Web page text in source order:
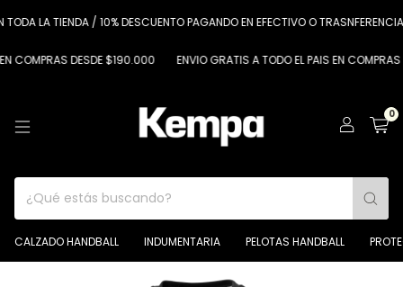
TIENDA / 10% DESCUENTO PAGANDO EN EFECTIVO O TRASNFERENCIA 6
DESDE $190.000 ENVIO GRATIS A TODO EL PAIS EN COMPRAS
0
CALZADO HANDBALL INDUMENTARIA PELOTAS HANDBALL